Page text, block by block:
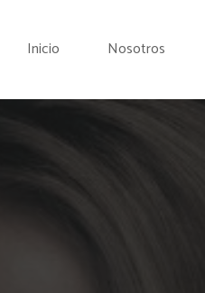
Inicio Nosotros